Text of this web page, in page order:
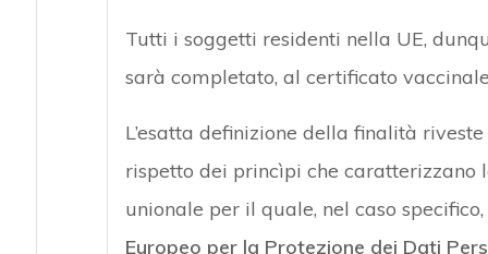
Tutti i soggetti residenti nella UE,
sarà completato, al certificato
L’esatta definizione della finalità
rispetto dei princìpi che caratterizzano
unionale per il quale, nel caso
Europeo per la Protezione dei Dati